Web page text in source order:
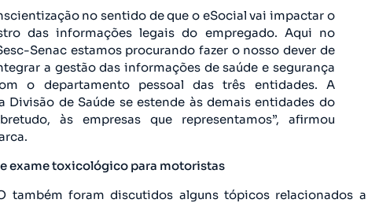
no sentido de que o eSocial vai impactar o
das informações legais do empregado. Aqui no
Senac estamos procurando fazer o nosso dever de
a gestão das informações de saúde e segurança
o departamento pessoal das três entidades. A
Divisão de Saúde se estende às demais entidades do
às empresas que representamos”, afirmou
exame toxicológico para motoristas
também foram discutidos alguns tópicos relacionados a